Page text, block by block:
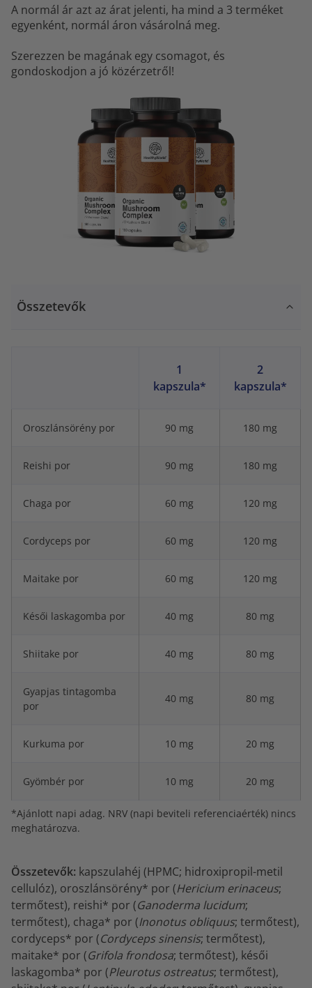
A normál ár azt az árat jelenti, ha mind a 3 terméket
egyenként, normál áron vásárolná meg.
Szerezzen be magának egy csomagot, és
gondoskodjon a jó közérzetről!
Összetevők
1
kapszula*
2
kapszula*
Oroszlánsörény por 90 mg 180 mg
Reishi por 90 mg 180 mg
Chaga por 60 mg 120 mg
Cordyceps por 60 mg 120 mg
Maitake por 60 mg 120 mg
Késői laskagomba por 40 mg 80 mg
Shiitake por 40 mg 80 mg
Gyapjas tintagomba
por
40 mg 80 mg
Kurkuma por 10 mg 20 mg
Gyömbér por 10 mg 20 mg
*Ajánlott napi adag. NRV (napi beviteli referenciaérték) nincs
meghatározva.
Összetevők: kapszulahéj (HPMC; hidroxipropil-metil
cellulóz), oroszlánsörény* por (Hericium erinaceus;
termőtest), reishi* por (Ganoderma lucidum;
termőtest), chaga* por (Inonotus obliquus; termőtest),
cordyceps* por (Cordyceps sinensis; termőtest),
maitake* por (Grifola frondosa; termőtest), késői
laskagomba* por (Pleurotus ostreatus; termőtest),